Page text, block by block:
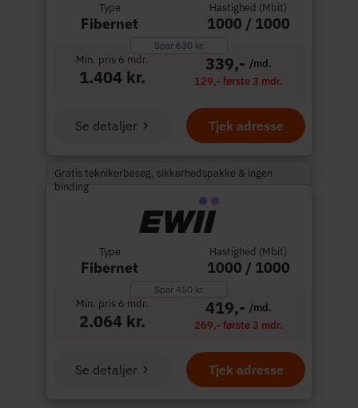
Type
Fibernet
Hastighed (Mbit)
1000 / 1000
Spar 630 kr.
Min. pris 6 mdr.
1.404 kr.
339,- /md.
129,- første 3 mdr.
Tjek adresse
Se detaljer
Gratis teknikerbesøg, sikkerhedspakke & ingen
binding
Type
Fibernet
Hastighed (Mbit)
1000 / 1000
Spar 450 kr.
Min. pris 6 mdr.
2.064 kr.
419,- /md.
269,- første 3 mdr.
Tjek adresse
Se detaljer